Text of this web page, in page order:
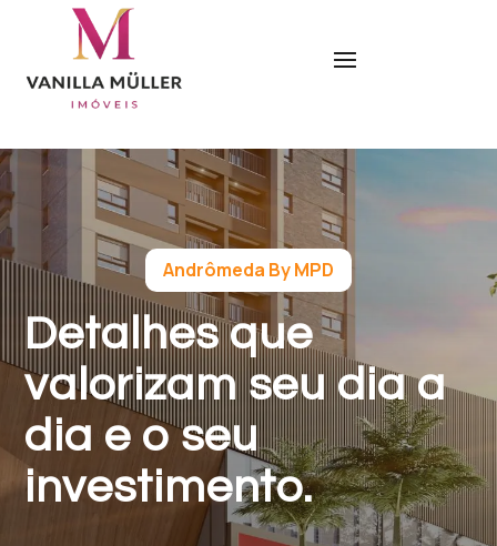
Andrômeda By MPD
Detalhes que
valorizam seu dia a
dia e o seu
investimento.